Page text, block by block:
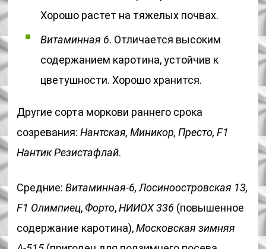
Хорошо растет на тяжелых почвах.
Витаминная 6. Отличается высоким
содержанием каротина, устойчив к
цветушности. Хорошо хранится.
Другие сорта моркови раннего срока
созревания:Нантская, Миникор, Престо, F1
Нантик Резистафлай.
Средние:Витаминная-6, Лосиноостровская 13,
F1 Олимпиец, Форто,НИИОХ 336 (повышенное
содержание каротина),Московская зимняя